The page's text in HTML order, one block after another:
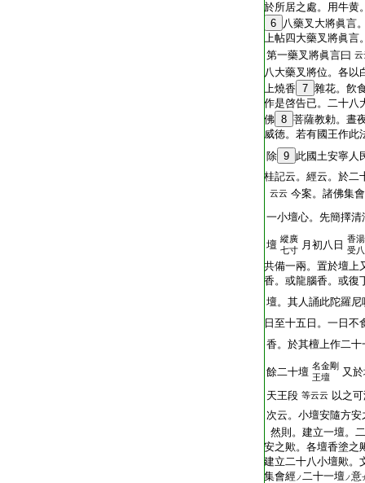
於所居之處。用牛黄
6 八藥叉大將眞言
上帖四大藥叉將眞言
第一藥叉將眞言曰 云
八大藥叉將位。各以
上燒香 7 雜花。飮
作是啓告已。二十八
佛 8 菩薩教勅。晝
威徳。若有國王作此
除 9 此國土安寧人
桂記云。經云。於二
云云 今案。諸佛集
一小壇心。先簡擇清
壇 縱廣
七寸 月初八日 香
受
共備一兩。置於壇上
香。或龍腦香。或復
壇。其人誦此陀羅尼
日至十五日。一日不
香。於其檀上作二
餘二十壇 名金剛
王壇
又
天王段 等云云 以之
次云。小壇安隨方安
然則。建立一壇。
安之歟。各壇香塗之
建立二十八小壇歟。
集會經ノ二十一壇ノ意